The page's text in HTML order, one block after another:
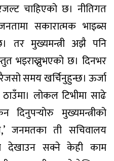
चाहिएको छ। नीतिगत
सकारात्मक भाइब्स
तर मुख्यमन्त्री अझै पनि
भइराख्नुभएको छ। दिनभर
समय खर्चिनुहुन्छ। ऊर्जा
लोकल टिभीमा साढे
दिनुपर्‍योरु मुख्यमन्त्रीको
जनमतका ती सचिवालय
देखाउन सक्ने केही काम